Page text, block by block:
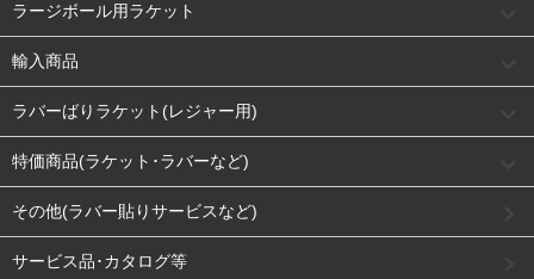
ラージボール用ラケット
輸入商品
ラバーばりラケット(レジャー用)
特価商品(ラケット･ラバーなど)
その他(ラバー貼りサービスなど)
サービス品･カタログ等